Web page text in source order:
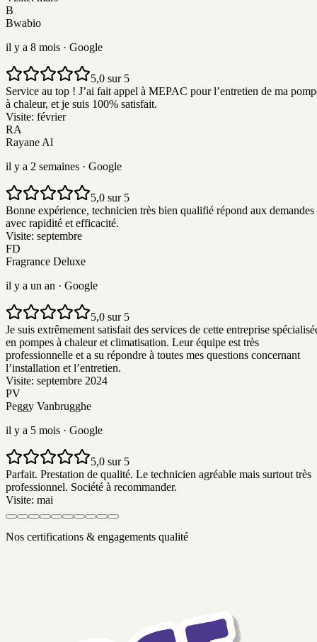
B
Bwabio
il y a 8 mois · Google
5,0 sur 5
Service au top ! J’ai fait appel à MEPAC pour l’entretien de ma
à chaleur, et je suis 100% satisfait.
Visite: février
RA
Rayane Al
il y a 2 semaines · Google
5,0 sur 5
Bonne expérience, technicien très bien qualifié répond aux demandes
avec rapidité et efficacité.
Visite: septembre
FD
Fragrance Deluxe
il y a un an · Google
5,0 sur 5
Je suis extrêmement satisfait des services de cette entreprise
en pompes à chaleur et climatisation. Leur équipe est très
professionnelle et a su répondre à toutes mes questions concernant
l’installation et l’entretien.
Visite: septembre 2024
PV
Peggy Vanbrugghe
il y a 5 mois · Google
5,0 sur 5
Parfait. Prestation de qualité. Le technicien agréable mais surtout très
professionnel. Société à recommander.
Visite: mai
Nos certifications & engagements qualité